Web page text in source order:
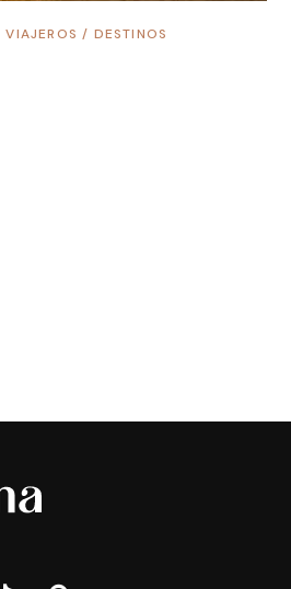
VIAJEROS / DESTINOS